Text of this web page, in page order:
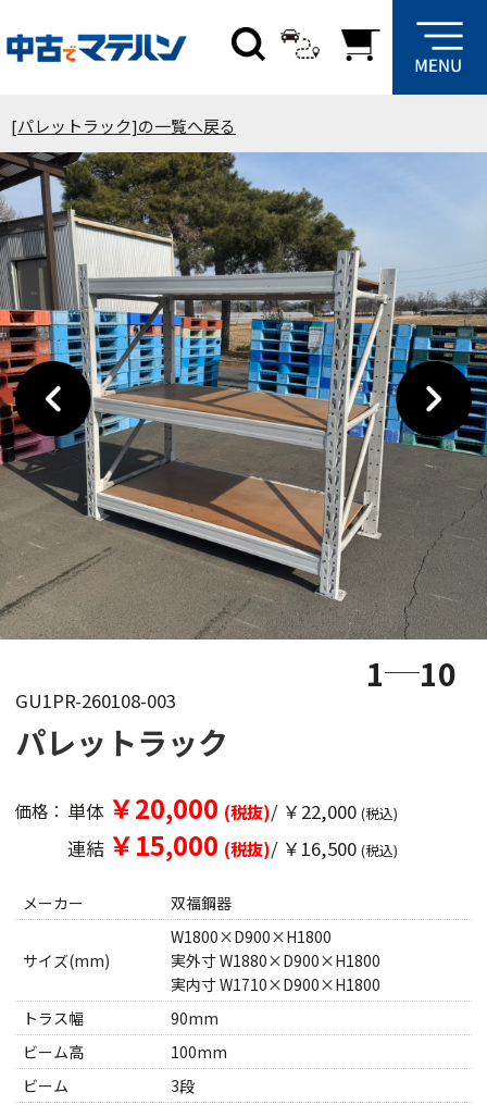
[パレットラック]の一覧へ戻る
1 10
GU1PR-260108-003
パレットラック
価格： 単体 ￥20,000 (税抜)/ ￥22,000 (税込)
連結 ￥15,000 (税抜)/ ￥16,500 (税込)
メーカー 双福鋼器
サイズ(mm)
W1800×D900×H1800
実外寸 W1880×D900×H1800
実内寸 W1710×D900×H1800
トラス幅
90mm
ビーム高
100mm
ビーム
3段